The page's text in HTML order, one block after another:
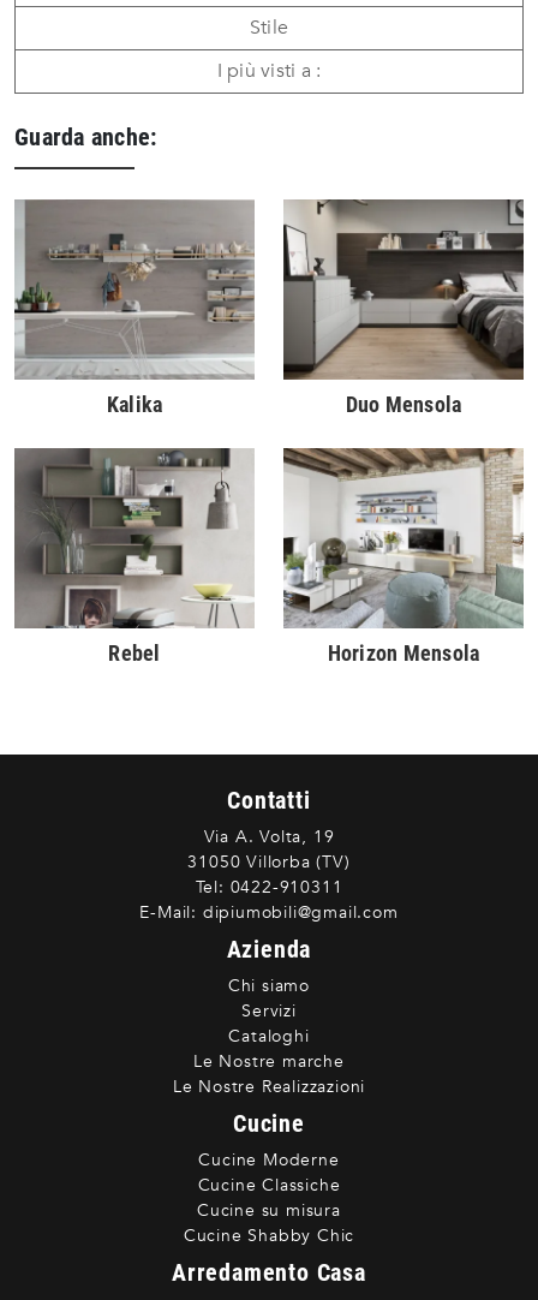
Stile
I più visti a :
Guarda anche:
Kalika Duo Mensola
Rebel Horizon Mensola
Contatti
Via A. Volta, 19
31050 Villorba (TV)
Tel: 0422-910311
E-Mail: dipiumobili@gmail.com
Azienda
Chi siamo
Servizi
Cataloghi
Le Nostre marche
Le Nostre Realizzazioni
Cucine
Cucine Moderne
Cucine Classiche
Cucine su misura
Cucine Shabby Chic
Arredamento Casa